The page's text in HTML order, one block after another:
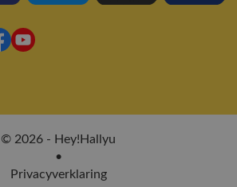
© 2026 - Hey!Hallyu
•
Privacyverklaring